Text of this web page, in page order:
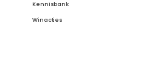
Kennisbank
Winacties